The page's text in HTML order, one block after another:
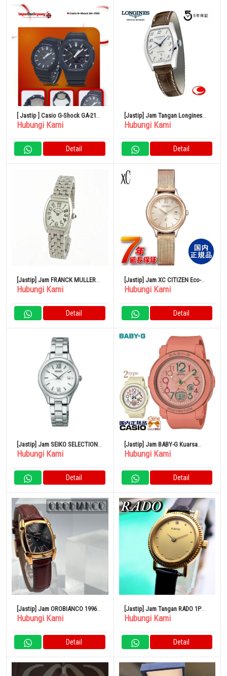
[ Jastip ] Casio G-Shock GA-2100
Japan
Hubungi Kami
Detail
[Jastip] Jam Tangan Longines
Evidenza Pemutar Otomatis
Hubungi Kami
Detail
[Jastip] Jam FRANCK MULLER
Tono Curvex Intermedia 2251QZ
Hubungi Kami
Detail
[Jastip] Jam XC CITIZEN Eco-
Drive Official Japanese Product
Hubungi Kami
Detail
[Jastip] Jam SEIKO SELECTION
SWFH131 Radio Solar
Hubungi Kami
Detail
[Jastip] Jam BABY-G Kuarsa
Analog Digital Kronograf
Hubungi Kami
Detail
[Jastip] Jam OROBIANCO 1996
OR-0028N 500
Hubungi Kami
Detail
[Jastip] Jam Tangan RADO 1P
Diamond Round Gold 583
Hubungi Kami
Detail